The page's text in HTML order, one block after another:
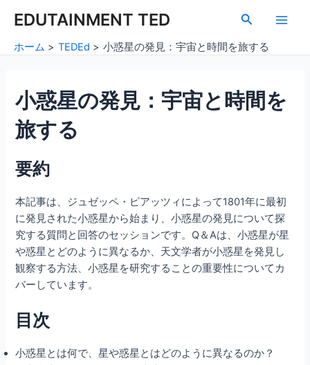
EDUTAINMENT TED
検
Main
ホーム TEDEd 小惑星の発見：宇宙と時間を旅する
小惑星の発見：宇宙と時間を
旅する
要約
本記事は、ジュゼッペ・ピアッツィによって1801年に最初
に発見された小惑星から始まり、小惑星の発見について探
究する質問と回答のセッションです。Q＆Aは、小惑星が星
や惑星とどのように異なるか、天文学者が小惑星を発見し
観察する方法、小惑星を研究することの重要性についてカ
バーしています。
目次
小惑星とは何で、星や惑星とはどのように異なるのか？
navigation